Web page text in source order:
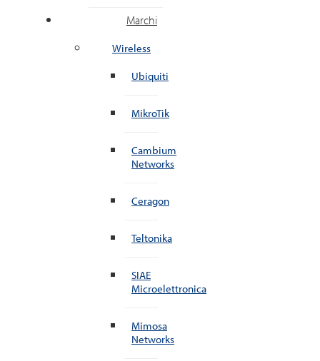
Marchi
Wireless
Ubiquiti
MikroTik
Cambium
Networks
Ceragon
Teltonika
SIAE
Microelettronica
Mimosa
Networks